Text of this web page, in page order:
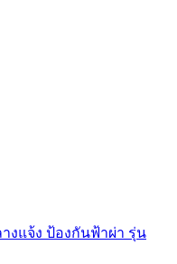
งแจ้ง ป้องกันฟ้าผ่า รุ่น